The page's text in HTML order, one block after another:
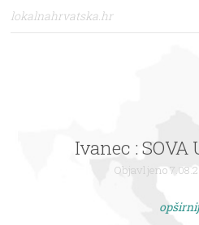
lokalnahrvatska.hr
Ivanec :
Objavljeno